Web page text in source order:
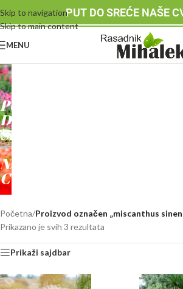
Skip to navigation
Skip to main content
PUT DO SREĆE NAŠE
MENU
RASADNIK
MIHALEK
PUT
DO
SREĆE
-
NAŠE
CVEĆE
Početna/Proizvod označen „miscanthus
Prikazano je svih 3 rezultata
Prikaži sajdbar